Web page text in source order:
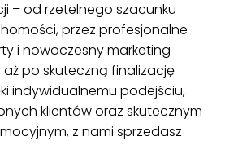
– od rzetelnego szacunku
przez profesjonalne
i nowoczesny marketing
po skuteczną finalizację
indywidualnemu podejściu,
klientów oraz skutecznym
z nami sprzedasz